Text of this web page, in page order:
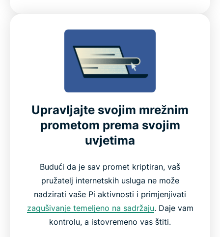
Upravljajte svojim mrežnim
prometom prema svojim
uvjetima
Budući da je sav promet kriptiran, vaš
pružatelj internetskih usluga ne može
nadzirati vaše Pi aktivnosti i primjenjivati
zagušivanje temeljeno na sadržaju. Daje vam
kontrolu, a istovremeno vas štiti.